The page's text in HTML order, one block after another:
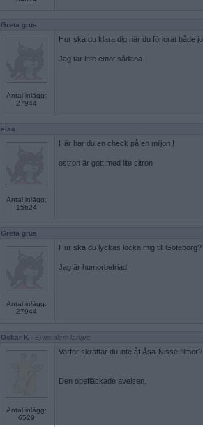
Greta grus
Antal inlägg:
27944
Hur ska du klara dig när du förlorat både
Jag tar inte emot sådana.
elaa
Antal inlägg:
15624
Här har du en check på en miljon !
ostron är gott med lite citron
Greta grus
Antal inlägg:
27944
Hur ska du lyckas locka mig till Göteborg?
Jag är humorbefriad
Oskar K - Ej medlem längre
Antal inlägg:
6529
Varför skrattar du inte åt Åsa-Nisse filmer?
Den obefläckade avelsen.